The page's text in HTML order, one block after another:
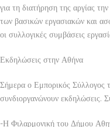
για τη διατήρηση της αργίας
των βασικών εργασιακών και
οι συλλογικές συμβάσεις
Εκδηλώσεις στην Αθήνα
Σήμερα ο Εμπορικός Σύλλογος
συνδιοργανώνουν εκδηλώσεις.
-Η Φιλαρμονική του Δήμου